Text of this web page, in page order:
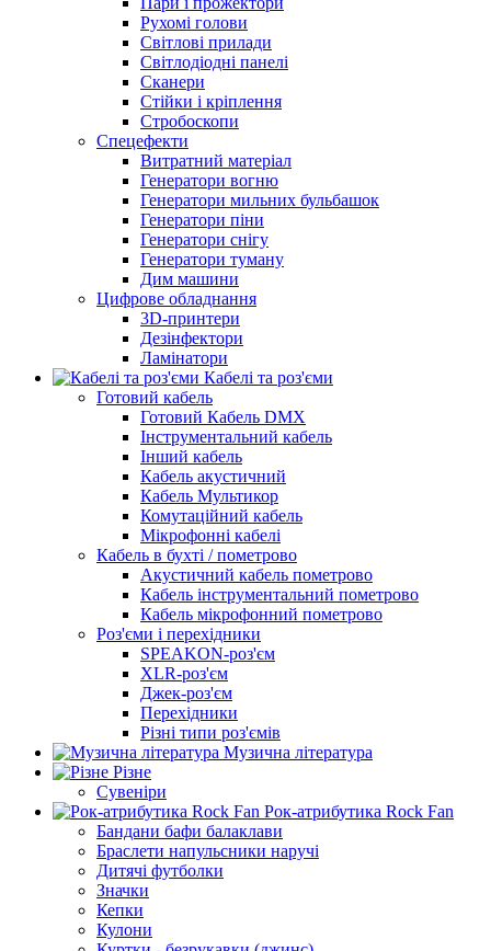
Рухомі голови
Світлові прилади
Світлодіодні панелі
Сканери
Стійки і кріплення
Стробоскопи
Спецефекти
Витратний матеріал
Генератори вогню
Генератори мильних бульбашок
Генератори піни
Генератори снігу
Генератори туману
Дим машини
Цифрове обладнання
3D-принтери
Дезінфектори
Ламінатори
Кабелі та роз'єми
Готовий кабель
Готовий Кабель DMX
Інструментальний кабель
Інший кабель
Кабель акустичний
Кабель Мультикор
Комутаційний кабель
Мікрофонні кабелі
Кабель в бухті / пометрово
Акустичний кабель пометрово
Кабель інструментальний пометрово
Кабель мікрофонний пометрово
Роз'єми і перехідники
SPEAKON-роз'єм
XLR-роз'єм
Джек-роз'єм
Перехідники
Різні типи роз'ємів
Музична література
Різне
Сувеніри
Рок-атрибутика Rock Fan
Бандани бафи балаклави
Браслети напульсники наручі
Дитячі футболки
Значки
Кепки
Кулони